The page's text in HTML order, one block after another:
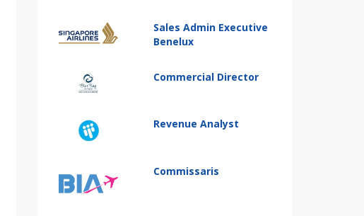
Sales Admin Executive
Benelux
Commercial Director
Revenue Analyst
Commissaris